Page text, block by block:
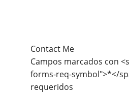
Contact Me
Campos marcados con
forms-req-symbol">*</
requeridos